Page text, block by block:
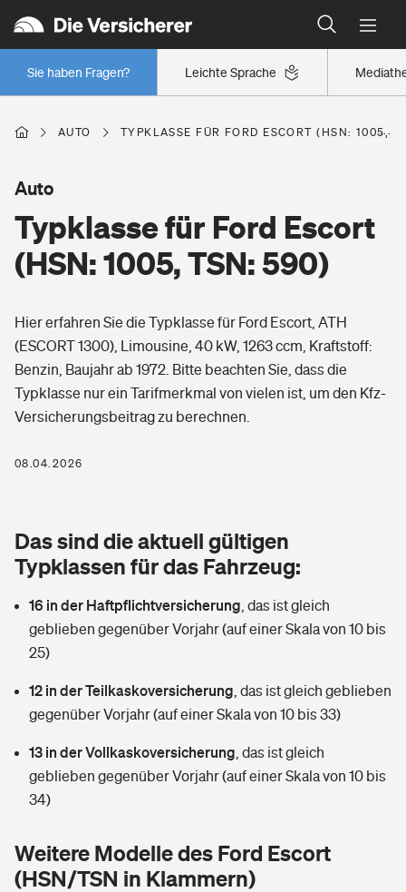
Leichte Sprache
Sie haben Fragen?
Wer versichert was: Jetzt Versicherer finden
Regionalklassen: So ist Ihre Region eingestuft
Wer versichert was: Jetzt Versicherer finden
Berufsunfähigkeitsversicherung
Erwerbsunfähigkeitsversicherung
Grundfähigkeitsversicherung
Arbeitsrechtsschutz
Berufshaftpflichtversicherung
Zur Übersicht
Tools
Wer versichert was: Jetzt Versicherer finden
Sie haben Fragen?
Wohnen
Elementarversicherung
Glasversicherung
Mietkautionsversicherung
Restkreditversicherung
Tools
Hochwasser-Check: Wie gefährdet ist Ihr Haus?
Freizeit
Pri­vate Haft­pflicht­
Kinderunfall­ver­si­che­rung
Kinderinvalidität
Hundehalter-Haftpflicht
Handyversicherung
Private Cyberversicherung
Gesundheit
Private Krankenversicherung
Dread-Disease-Versicherung
Tierkrankenversicherung
Zur Übersicht
Tools
Wer versichert was: Jetzt Versicherer finden
Rentenrechner: Wie viel Geld bekomme ich im Alter?
AUTO TYPKLASSE FÜR FORD ESCORT (HSN: 1005,
Typklasse für Ford Escort
(HSN: 1005, TSN: 590)
Auto
Hier erfahren Sie die Typklasse für Ford Escort, ATH
(ESCORT 1300), Limousine, 40 kW, 1263 ccm, Kraftstoff:
Benzin, Baujahr ab 1972. Bitte beachten Sie, dass die
Typklasse nur ein Tarifmerkmal von vielen ist, um den Kfz-
Versicherungsbeitrag zu berechnen.
08.04.2026
Das sind die aktuell gültigen
Typklassen für das Fahrzeug:
16 in der Haftpflichtversicherung das ist gleich
geblieben gegenüber Vorjahr (auf einer Skala von 10 bis
25)
12 in der Teilkaskoversicherung das ist gleich geblieben
gegenüber Vorjahr (auf einer Skala von 10 bis 33)
13 in der Vollkaskoversicherung das ist gleich
geblieben gegenüber Vorjahr (auf einer Skala von 10 bis
34)
Weitere Modelle des Ford Escort
(HSN/TSN in Klammern)